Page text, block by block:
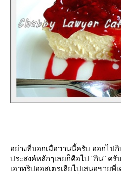
อย่างที่บอกเมื่อวานนี้ครับ ออกไป
ประสงค์หลักๆเลยก็คือไป "กิน" ครั
เอาทริปออสเตรเลียไปเสนอขาย